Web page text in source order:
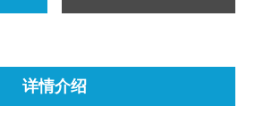
详情介绍